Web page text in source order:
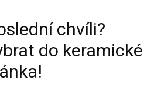
chvíli?
do keramické